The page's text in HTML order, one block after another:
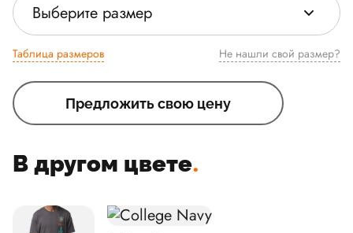
Выберите размер
Таблица размеров Не нашли свой размер?
Предложить свою цену
В другом цвете.